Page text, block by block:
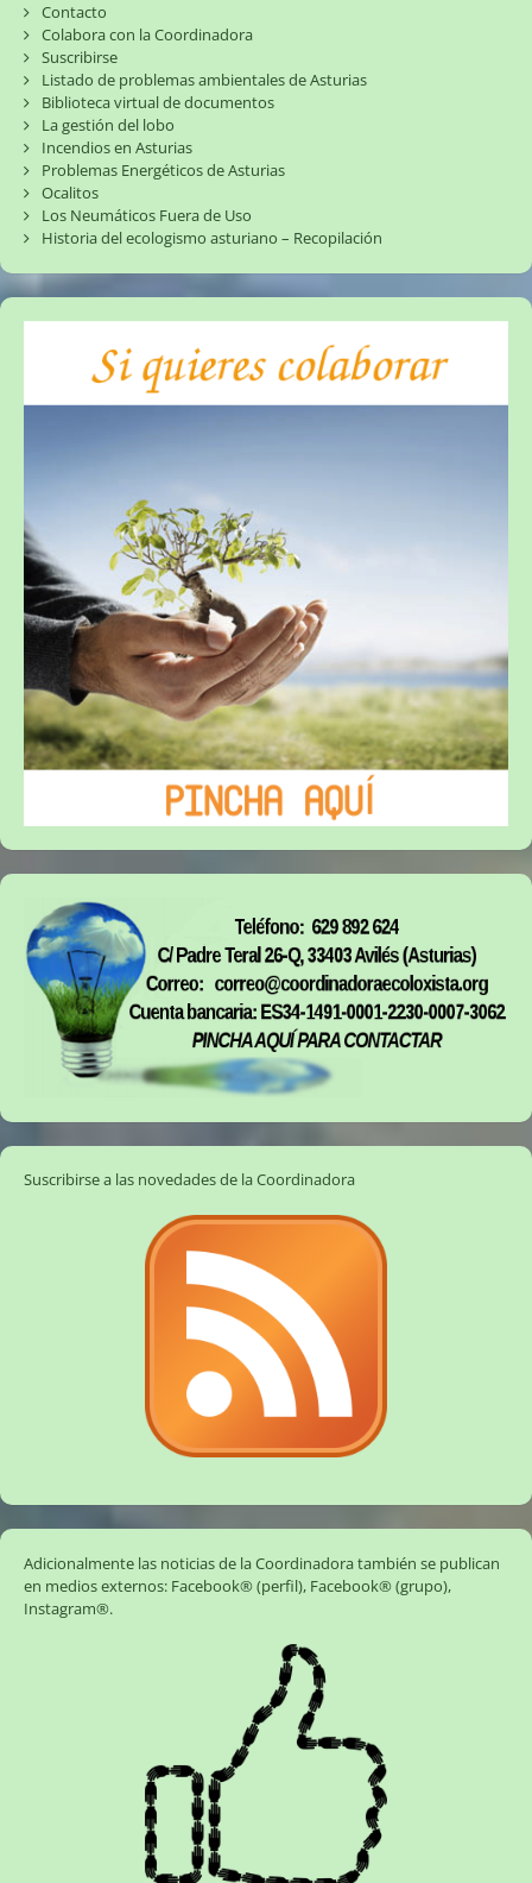
Contacto
Colabora con la Coordinadora
Suscribirse
Listado de problemas ambientales de Asturias
Biblioteca virtual de documentos
La gestión del lobo
Incendios en Asturias
Problemas Energéticos de Asturias
Ocalitos
Los Neumáticos Fuera de Uso
Historia del ecologismo asturiano – Recopilación
Suscribirse a las novedades de la Coordinadora
Adicionalmente las noticias de la Coordinadora también se publican
en medios externos: Facebook® (perfil), Facebook® (grupo),
Instagram®.